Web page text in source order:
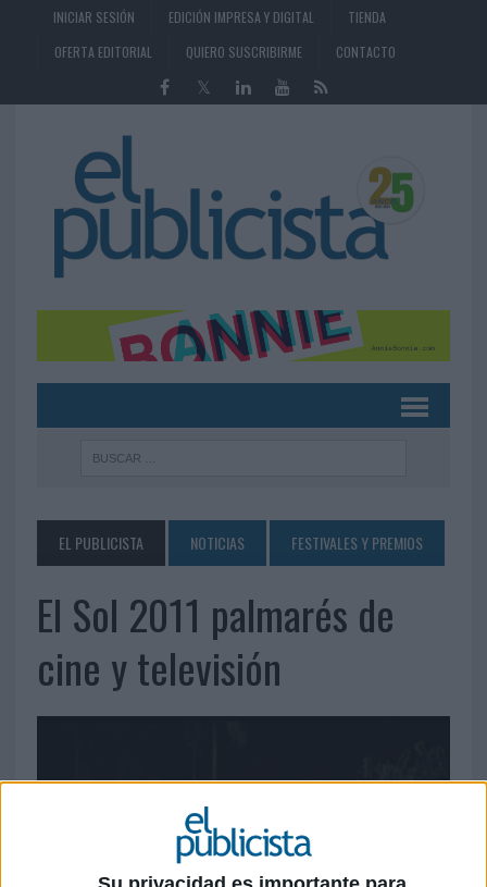
INICIAR SESIÓN EDICIÓN IMPRESA Y DIGITAL
TIENDA
OFERTA EDITORIAL
QUIERO SUSCRIBIRME CONTACTO
EL PUBLICISTA NOTICIAS FESTIVALES Y PREMIOS
El Sol 2011 palmarés de
cine y televisión